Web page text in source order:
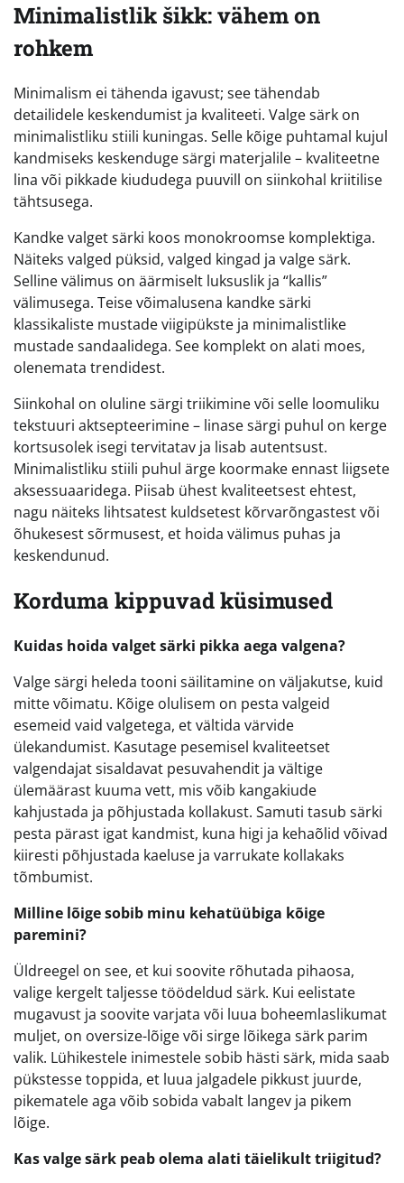
Minimalistlik šikk: vähem on
rohkem
Minimalism ei tähenda igavust; see tähendab
detailidele keskendumist ja kvaliteeti. Valge särk on
minimalistliku stiili kuningas. Selle kõige puhtamal kujul
kandmiseks keskenduge särgi materjalile – kvaliteetne
lina või pikkade kiududega puuvill on siinkohal kriitilise
tähtsusega.
Kandke valget särki koos monokroomse komplektiga.
Näiteks valged püksid, valged kingad ja valge särk.
Selline välimus on äärmiselt luksuslik ja “kallis”
välimusega. Teise võimalusena kandke särki
klassikaliste mustade viigipükste ja minimalistlike
mustade sandaalidega. See komplekt on alati moes,
olenemata trendidest.
Siinkohal on oluline särgi triikimine või selle loomuliku
tekstuuri aktsepteerimine – linase särgi puhul on kerge
kortsusolek isegi tervitatav ja lisab autentsust.
Minimalistliku stiili puhul ärge koormake ennast liigsete
aksessuaaridega. Piisab ühest kvaliteetsest ehtest,
nagu näiteks lihtsatest kuldsetest kõrvarõngastest või
õhukesest sõrmusest, et hoida välimus puhas ja
keskendunud.
Korduma kippuvad küsimused
Kuidas hoida valget särki pikka aega valgena?
Valge särgi heleda tooni säilitamine on väljakutse, kuid
mitte võimatu. Kõige olulisem on pesta valgeid
esemeid vaid valgetega, et vältida värvide
ülekandumist. Kasutage pesemisel kvaliteetset
valgendajat sisaldavat pesuvahendit ja vältige
ülemäärast kuuma vett, mis võib kangakiude
kahjustada ja põhjustada kollakust. Samuti tasub särki
pesta pärast igat kandmist, kuna higi ja kehaõlid võivad
kiiresti põhjustada kaeluse ja varrukate kollakaks
tõmbumist.
Milline lõige sobib minu kehatüübiga kõige
paremini?
Üldreegel on see, et kui soovite rõhutada pihaosa,
valige kergelt taljesse töödeldud särk. Kui eelistate
mugavust ja soovite varjata või luua boheemlaslikumat
muljet, on oversize-lõige või sirge lõikega särk parim
valik. Lühikestele inimestele sobib hästi särk, mida saab
pükstesse toppida, et luua jalgadele pikkust juurde,
pikematele aga võib sobida vabalt langev ja pikem
lõige.
Kas valge särk peab olema alati täielikult triigitud?